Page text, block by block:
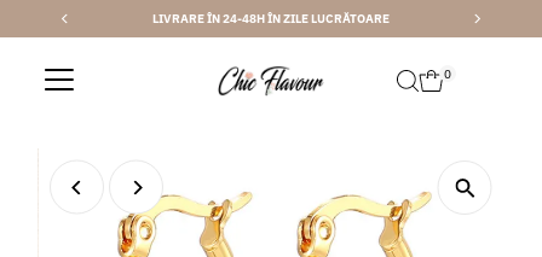
Sari la conținut
LIVRARE ÎN 24-48H ÎN ZILE LUCRĂTOARE
0